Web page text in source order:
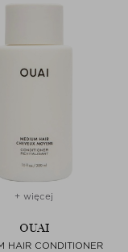
+ więcej
OUAI
HAIR CONDITIONER